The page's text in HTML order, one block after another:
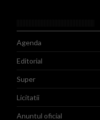
Agenda
Editorial
Super
Licitatii
Anuntul oficial